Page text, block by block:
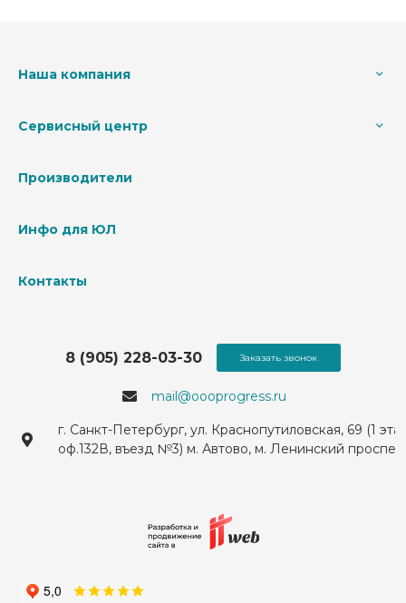
Наша компания
Сервисный центр
Производители
Инфо для ЮЛ
Контакты
mail@oooprogress.ru
8 (905) 228-03-30
г. Санкт-Петербург, ул. Краснопутиловская, 69 (1
оф.132В, въезд №3) м. Автово, м. Ленинский
Заказать звонок